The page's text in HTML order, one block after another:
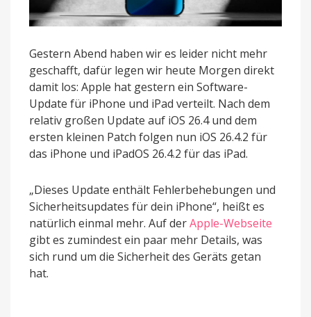
Gestern Abend haben wir es leider nicht mehr
geschafft, dafür legen wir heute Morgen direkt
damit los: Apple hat gestern ein Software-
Update für iPhone und iPad verteilt. Nach dem
relativ großen Update auf iOS 26.4 und dem
ersten kleinen Patch folgen nun iOS 26.4.2 für
das iPhone und iPadOS 26.4.2 für das iPad.
„Dieses Update enthält Fehlerbehebungen und
Sicherheitsupdates für dein iPhone“, heißt es
natürlich einmal mehr. Auf derApple-Webseite
gibt es zumindest ein paar mehr Details, was
sich rund um die Sicherheit des Geräts getan
hat.